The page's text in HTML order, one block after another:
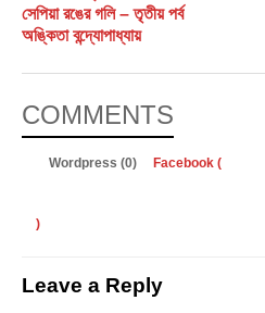
সেপিয়া রঙের গলি – তৃতীয় পর্ব
অঙ্কিতা বন্দ্যোপাধ্যায়
COMMENTS
Wordpress (0) Facebook (
)
Leave a Reply